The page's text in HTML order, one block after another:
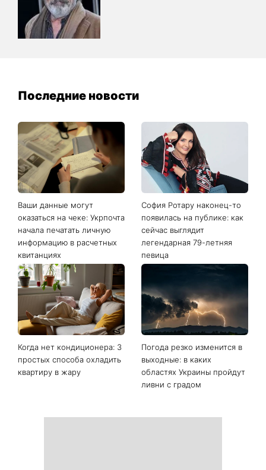
Последние новости
Ваши данные могут
оказаться на чеке: Укрпочта
начала печатать личную
информацию в расчетных
квитанциях
София Ротару наконец-то
появилась на публике: как
сейчас выглядит
легендарная 79-летняя
певица
Когда нет кондиционера: 3
простых способа охладить
квартиру в жару
Погода резко изменится в
выходные: в каких
областях Украины пройдут
ливни с градом